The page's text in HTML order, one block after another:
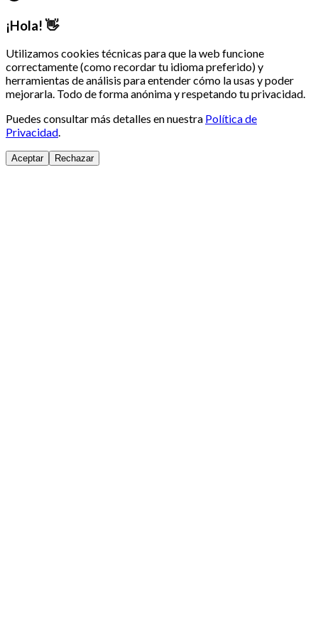
¡Hola! 👋
Utilizamos cookies técnicas para que la web funcione
correctamente (como recordar tu idioma preferido) y
herramientas de análisis para entender cómo la usas y poder
mejorarla. Todo de forma anónima y respetando tu privacidad.
Puedes consultar más detalles en nuestra Política de
Privacidad.
Aceptar Rechazar